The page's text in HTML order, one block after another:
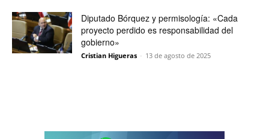
Diputado Bórquez y permisología: «Cada
proyecto perdido es responsabilidad del
gobierno»
Cristian Higueras - 13 de agosto de 2025